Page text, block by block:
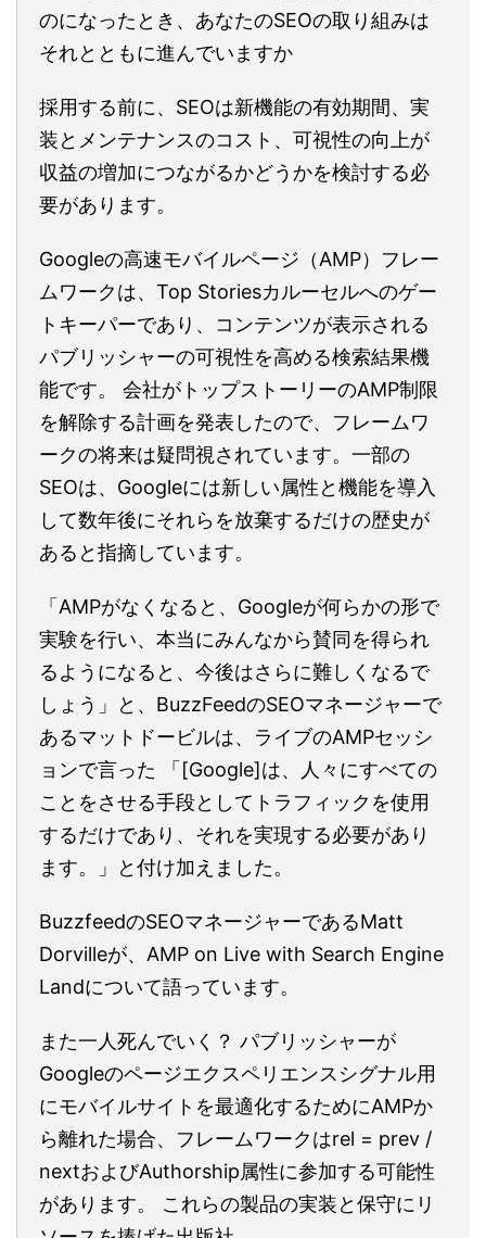
のになったとき、あなたのSEOの取り組みは
それとともに進んでいますか
採用する前に、SEOは新機能の有効期間、実
装とメンテナンスのコスト、可視性の向上が
収益の増加につながるかどうかを検討する必
要があります。
Googleの高速モバイルページ（AMP）フレー
ムワークは、Top Storiesカルーセルへのゲー
トキーパーであり、コンテンツが表示される
パブリッシャーの可視性を高める検索結果機
能です。 会社がトップストーリーのAMP制限
を解除する計画を発表したので、フレームワ
ークの将来は疑問視されています。一部の
SEOは、Googleには新しい属性と機能を導入
して数年後にそれらを放棄するだけの歴史が
あると指摘しています。
「AMPがなくなると、Googleが何らかの形で
実験を行い、本当にみんなから賛同を得られ
るようになると、今後はさらに難しくなるで
しょう」と、BuzzFeedのSEOマネージャーで
あるマットドービルは、ライブのAMPセッシ
ョンで言った 「[Google]は、人々にすべての
ことをさせる手段としてトラフィックを使用
するだけであり、それを実現する必要があり
ます。」と付け加えました。
BuzzfeedのSEOマネージャーであるMatt
Dorvilleが、AMP on Live with Search Engine
Landについて語っています。
また一人死んでいく？ パブリッシャーが
Googleのページエクスペリエンスシグナル用
にモバイルサイトを最適化するためにAMPか
ら離れた場合、フレームワークはrel = prev /
nextおよびAuthorship属性に参加する可能性
があります。 これらの製品の実装と保守にリ